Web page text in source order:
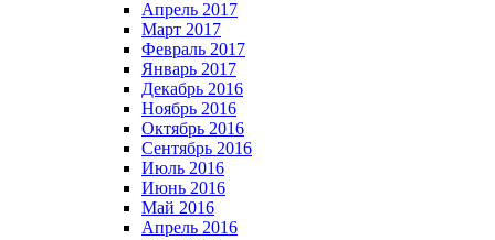
Апрель 2017
Март 2017
Февраль 2017
Январь 2017
Декабрь 2016
Ноябрь 2016
Октябрь 2016
Сентябрь 2016
Июль 2016
Июнь 2016
Май 2016
Апрель 2016